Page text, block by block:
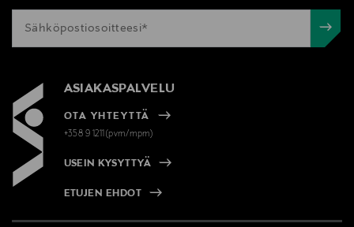
ASIAKASPALVELU
OTA YHTEYTTÄ
+358 9 1211(pvm/mpm)
USEIN KYSYTTYÄ
ETUJEN EHDOT